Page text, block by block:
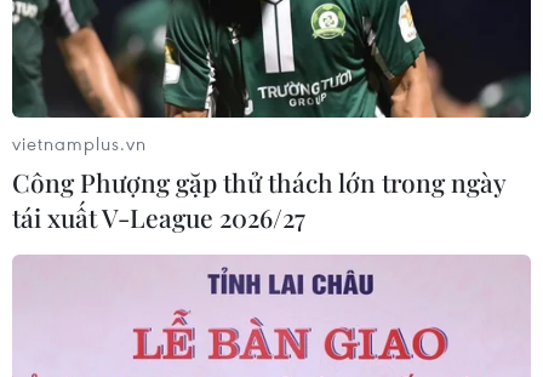
Thanh toán qua điện thoại di động tăng
hơn 125% về giá trị
Kết nối với các hệ sinh thái số khác trên nền tảng công
nghệ thông tin khiến số lượng, giá trị giao dịch ngân
hàng qua kênh số của nhiều ngân hàng Việt Nam có sự
vietnamplus.vn
Công Phượng gặp thử thách lớn trong ngày
tái xuất V-League 2026/27